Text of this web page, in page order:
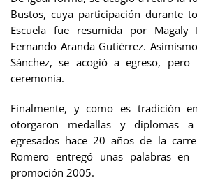
Bustos, cuya participación durante
Escuela fue resumida por
Fernando Aranda Gutiérrez.
Sánchez, se acogió a egreso,
ceremonia.
Finalmente, y como es tradición
otorgaron medallas y diplomas
egresados hace 20 años de la
Romero entregó unas palabras en
promoción 2005.